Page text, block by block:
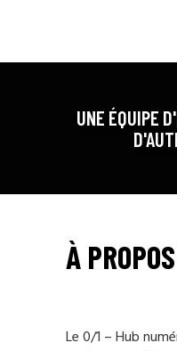
UNE ÉQUIPE
À
Le 0/1 – Hub